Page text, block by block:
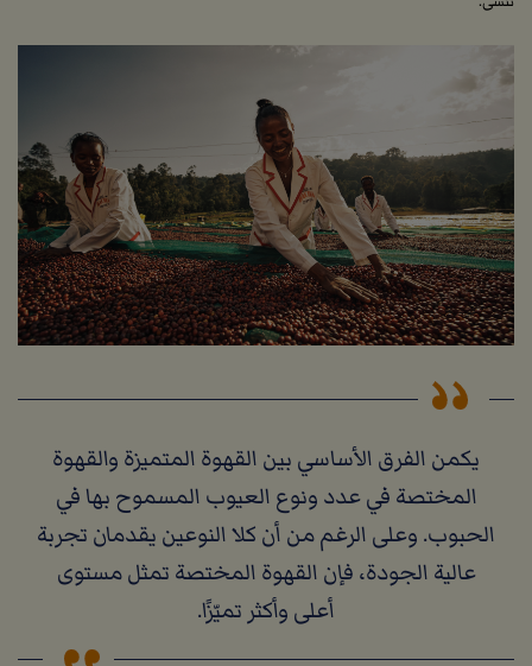
يكمن الفرق الأساسي بين القهوة المتميزة والقهوة
المختصة في عدد ونوع العيوب المسموح بها في
الحبوب. وعلى الرغم من أن كلا النوعين يقدمان تجربة
عالية الجودة، فإن القهوة المختصة تمثل مستوى
أعلى وأكثر تميّزًا.